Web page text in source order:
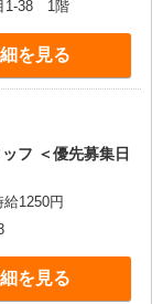
1-38 1階
を見る
フ ＜優先募集日
1250円
を見る